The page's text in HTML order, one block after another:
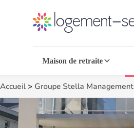
Maison de retraite
Accueil> Groupe Stella Management